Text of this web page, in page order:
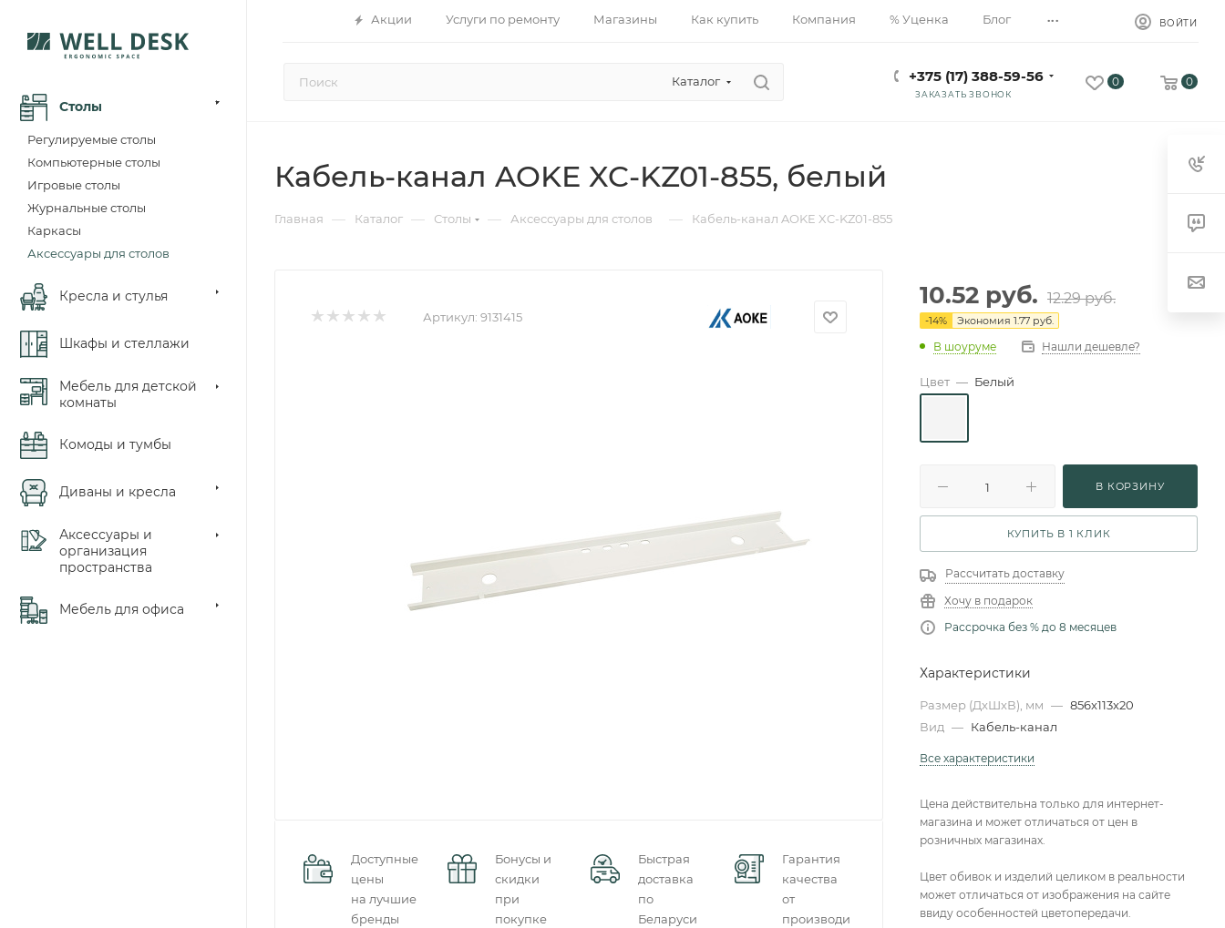
Акции Услуги по ремонту Магазины Как купить Компания % Уценка Блог ... ВОЙТИ
Каталог +375 (17) 388-59-56
ЗАКАЗАТЬ ЗВОНОК
0 0
Столы
Регулируемые столы
Компьютерные столы
Игровые столы
Журнальные столы
Каркасы
Аксессуары для столов
Кресла и стулья
Шкафы и стеллажи
Мебель для детской
комнаты
Комоды и тумбы
Диваны и кресла
Аксессуары и
организация
пространства
Мебель для офиса
Кабель-канал AOKE XC-KZ01-855, белый
Главная — Каталог — Столы — Аксессуары для столов — Кабель-канал AOKE XC-KZ01-855
Артикул: 9131415
Доступные
цены
на лучшие
бренды
Бонусы и
скидки
при
покупке
Быстрая
доставка
по
Беларуси
Гарантия
качества
от
производителей
10.52 руб. 12.29руб.
-14% Экономия 1.77 руб.
В шоуруме Нашли дешевле?
Цвет — Белый
В КОРЗИНУ
КУПИТЬ В 1 КЛИК
Рассчитать доставку
Хочу в подарок
Рассрочка без % до 8 месяцев
Характеристики
Размер (ДxШxВ), мм — 856x113x20
Вид — Кабель-канал
Все характеристики
Цена действительна только для интернет-
магазина и может отличаться от цен в
розничных магазинах.
Цвет обивок и изделий целиком в реальности
может отличаться от изображения на сайте
ввиду особенностей цветопередачи.